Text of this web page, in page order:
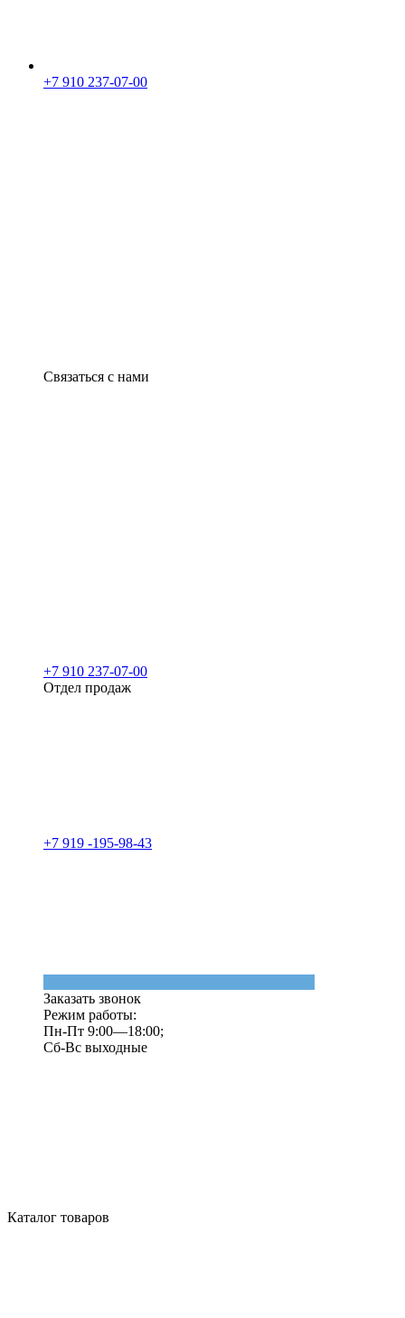
+7 910 237-07-00
Связаться с нами
+7 910 237-07-00
Отдел продаж
+7 919 -195-98-43
Заказать звонок
Режим работы:
Пн-Пт 9:00—18:00;
Сб-Вс выходные
Каталог товаров